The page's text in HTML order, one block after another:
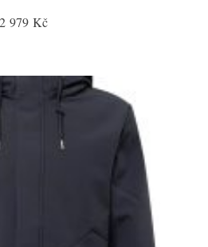
2 979 Kč